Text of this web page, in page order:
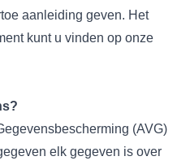
aanleiding geven. Het
kunt u vinden op onze
(AVG)
elk gegeven is over